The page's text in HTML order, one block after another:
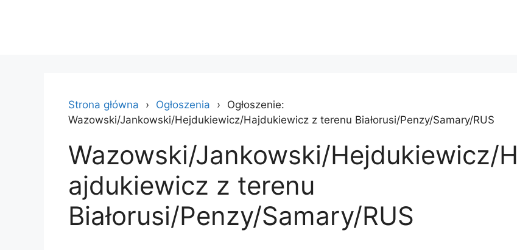
Strona główna Ogłoszenia
Ogłoszenie:
Wazowski/Jankowski/Hejdukiewicz/Hajdukiewicz z terenu Białorusi/Penzy/Samary/RUS
Wazowski/Jankowski/Hejdukiewicz/H
ajdukiewicz z terenu
Białorusi/Penzy/Samary/RUS